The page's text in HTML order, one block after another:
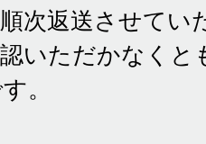
次返送させてい
いただかなくと
。